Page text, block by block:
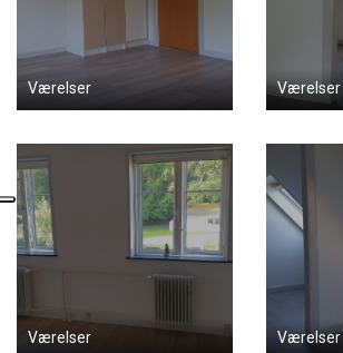
Værelser Værelser
Værelser Værelser